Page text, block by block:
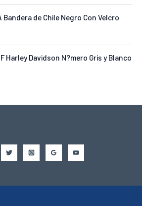
Bandera de Chile Negro Con Velcro
Harley Davidson N?mero Gris y Blanco